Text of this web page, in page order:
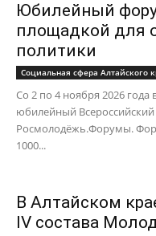
Юбилейный
площадкой для
политики
Социальная сфера Алтайского
Со 2 по 4 ноября 2026
юбилейный
Росмолодёжь.Форумы.
1000...
В Алтайском
IV состава